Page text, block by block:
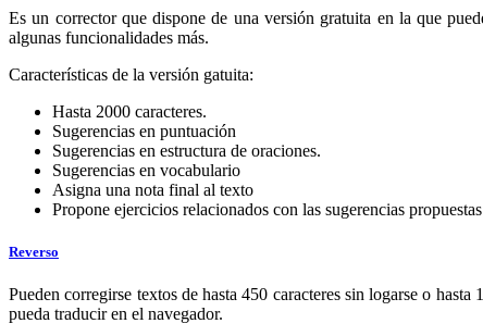
Es un corrector que dispone de una versión gratuita en la que
algunas funcionalidades más.
Características de la versión gatuita:
Hasta 2000 caracteres.
Sugerencias en puntuación
Sugerencias en estructura de oraciones.
Sugerencias en vocabulario
Asigna una nota final al texto
Propone ejercicios relacionados con las sugerencias propuestas
Reverso
Pueden corregirse textos de hasta 450 caracteres sin logarse o
pueda traducir en el navegador.